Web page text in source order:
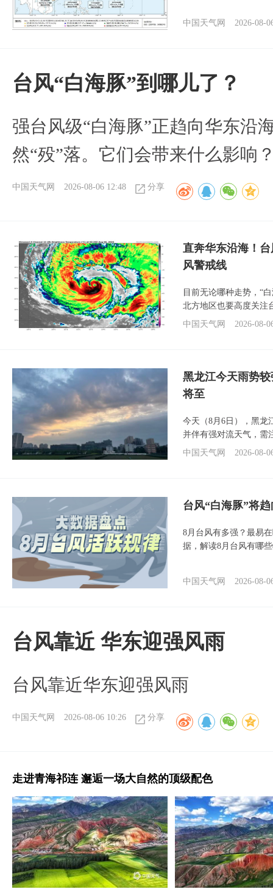
中国天气网 2026-08-
台风“白海豚”到哪儿了？
强台风级“白海豚”正趋向华东沿
然“殁”落。它们会带来什么影响
中国天气网 2026-08-06 12:48 分享
直奔华东沿海！
风警戒线
目前无论哪种走势，“
北方地区也要高度关注
中国天气网
2026-08-
黑龙江今天雨势
将至
今天（8月6日），黑龙
并伴有强对流天气，需
中国天气网
2026-08-
台风“白海豚”将
8月台风有多强？最易
据，解读8月台风有哪
中国天气网 2026-08-
台风靠近 华东迎强风雨
台风靠近华东迎强风雨
中国天气网 2026-08-06 10:26 分享
走进青海祁连 邂逅一场大自然的顶级配色